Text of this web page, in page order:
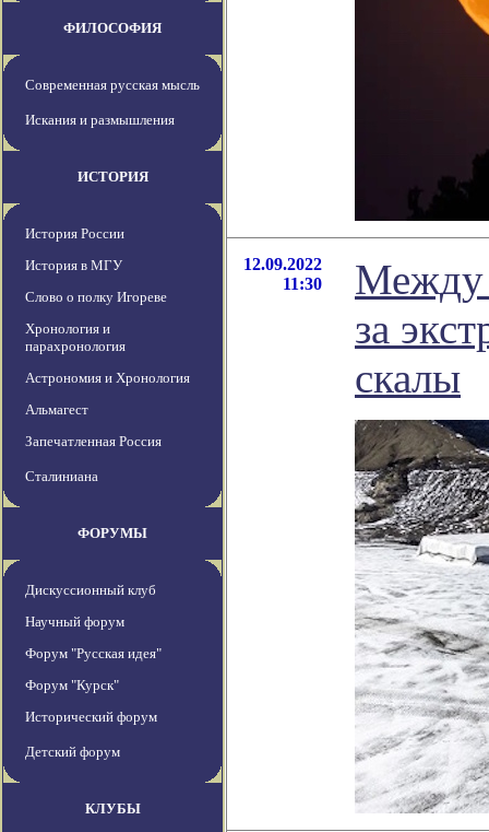
ФИЛОСОФИЯ
Современная русская мысль
Искания и размышления
ИСТОРИЯ
История России
История в МГУ
Слово о полку Игореве
Хронология и
парахронология
Астрономия и Хронология
Альмагест
Запечатленная Россия
Сталиниана
ФОРУМЫ
Дискуссионный клуб
Научный форум
Форум "Русская идея"
Форум "Курск"
Исторический форум
Детский форум
КЛУБЫ
12.09.2022
11:30
Между
за
скалы